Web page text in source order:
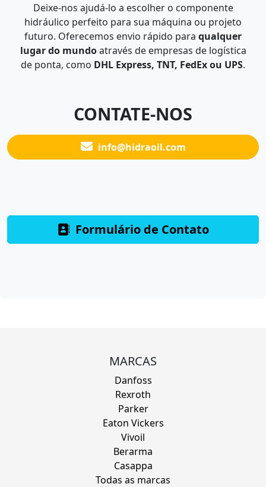
Deixe-nos ajudá-lo a escolher o componente
hidráulico perfeito para sua máquina ou projeto
futuro. Oferecemos envio rápido para qualquer
lugar do mundoatravés de empresas de logística
de ponta, como DHL Express, TNT, FedEx ou UPS.
CONTATE-NOS
info@hidraoil.com
Formulário de Contato
MARCAS
Danfoss
Rexroth
Parker
Eaton Vickers
Vivoil
Berarma
Casappa
Todas as marcas